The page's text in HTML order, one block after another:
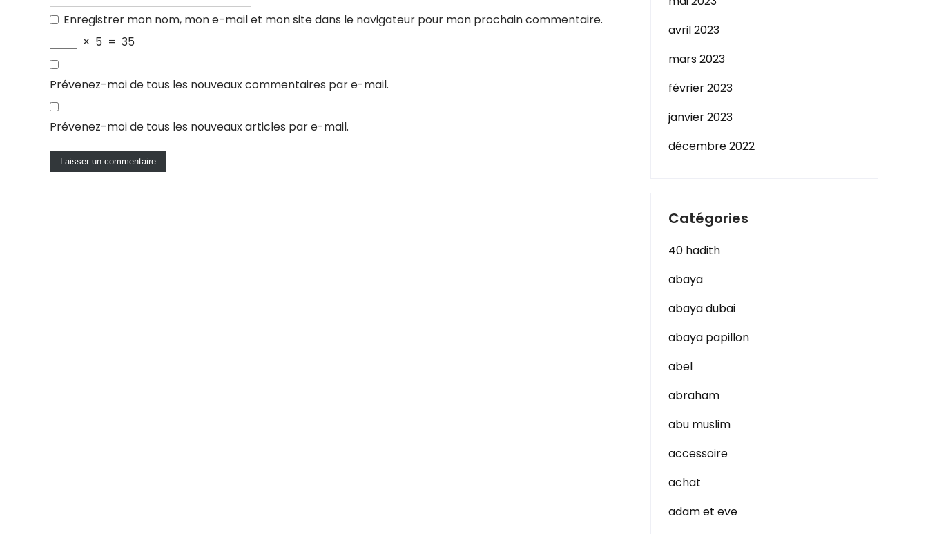
Enregistrer mon nom, mon e-mail et mon site dans le navigateur pour mon prochain commentaire.
× 5 = 35
Prévenez-moi de tous les nouveaux commentaires par e-mail.
Prévenez-moi de tous les nouveaux articles par e-mail.
avril 2023
mars 2023
février 2023
janvier 2023
décembre 2022
Catégories
40 hadith
abaya
abaya dubai
abaya papillon
abel
abraham
abu muslim
accessoire
achat
adam et eve